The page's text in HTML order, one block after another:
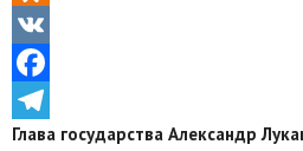
Odnoklassniki
VK
Facebook
Telegram
Глава государства Александр